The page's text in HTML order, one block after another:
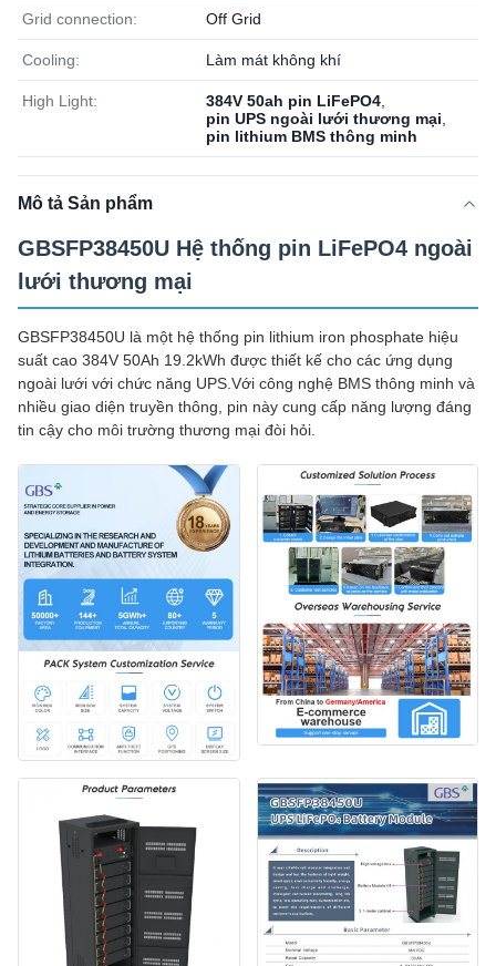
Grid connection: Off Grid
Cooling: Làm mát không khí
High Light: 384V 50ah pin LiFePO4
pin UPS ngoài lưới thương mại
pin lithium BMS thông minh
Mô tả Sản phẩm
GBSFP38450U Hệ thống pin LiFePO4 ngoài
lưới thương mại
GBSFP38450U là một hệ thống pin lithium iron phosphate hiệu
suất cao 384V 50Ah 19.2kWh được thiết kế cho các ứng dụng
ngoài lưới với chức năng UPS.Với công nghệ BMS thông minh và
nhiều giao diện truyền thông, pin này cung cấp năng lượng đáng
tin cậy cho môi trường thương mại đòi hỏi.